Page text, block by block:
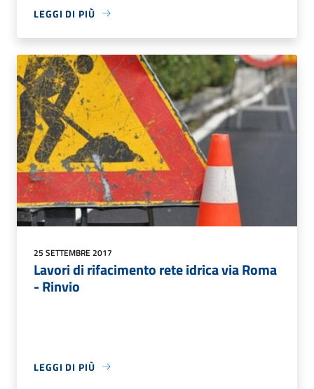
LEGGI DI PIÙ
25 SETTEMBRE 2017
Lavori di rifacimento rete idrica via Roma
- Rinvio
LEGGI DI PIÙ